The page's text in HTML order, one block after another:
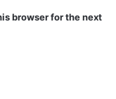
browser for the next